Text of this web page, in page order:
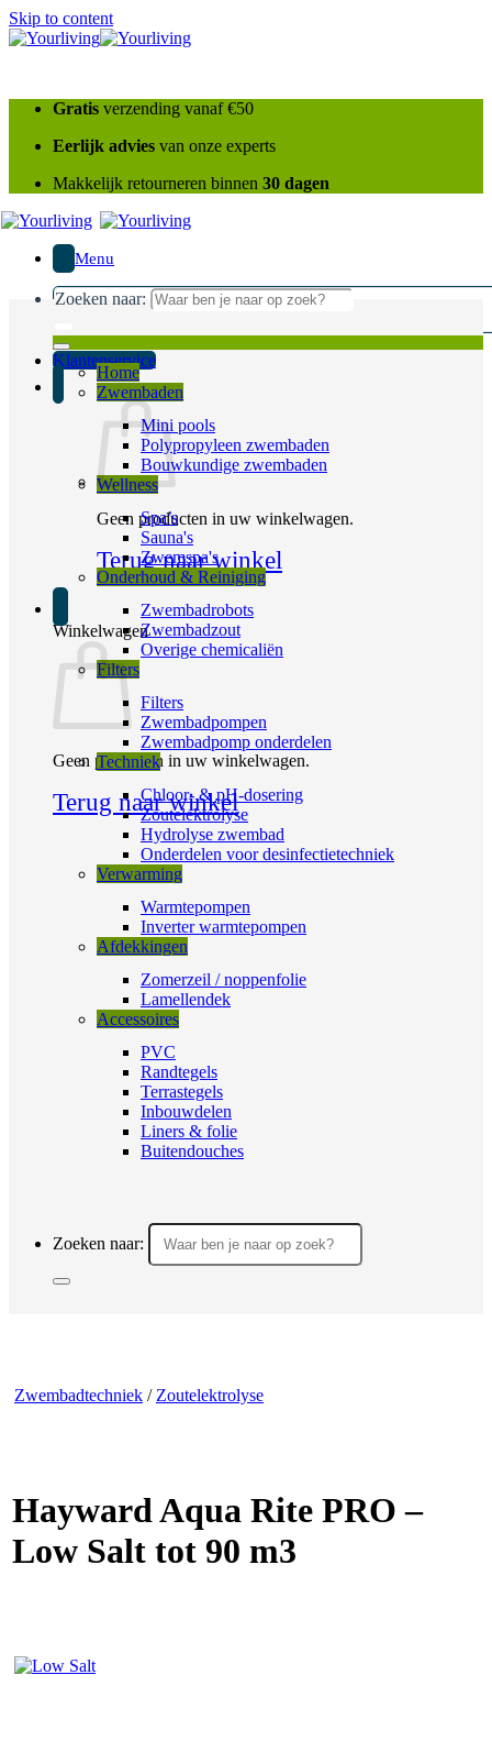
Skip to content
Gratis verzending vanaf €50
Eerlijk advies van onze experts
Makkelijk retourneren binnen 30 dagen
Menu
Zoeken naar:
Klantenservice
Geen producten in uw winkelwagen.
Terug naar winkel
Winkelwagen
Geen producten in uw winkelwagen.
Terug naar winkel
Home
Zwembaden
Mini pools
Polypropyleen zwembaden
Bouwkundige zwembaden
Wellness
Spa’s
Sauna's
Zwemspa's
Onderhoud & Reiniging
Zwembadrobots
Zwembadzout
Overige chemicaliën
Filters
Filters
Zwembadpompen
Zwembadpomp onderdelen
Techniek
Chloor- & pH-dosering
Zoutelektrolyse
Hydrolyse zwembad
Onderdelen voor desinfectietechniek
Verwarming
Warmtepompen
Inverter warmtepompen
Afdekkingen
Zomerzeil / noppenfolie
Lamellendek
Accessoires
PVC
Randtegels
Terrastegels
Inbouwdelen
Liners & folie
Buitendouches
Zoeken naar:
Zwembadtechniek / Zoutelektrolyse
Hayward Aqua Rite PRO –
Low Salt tot 90 m3